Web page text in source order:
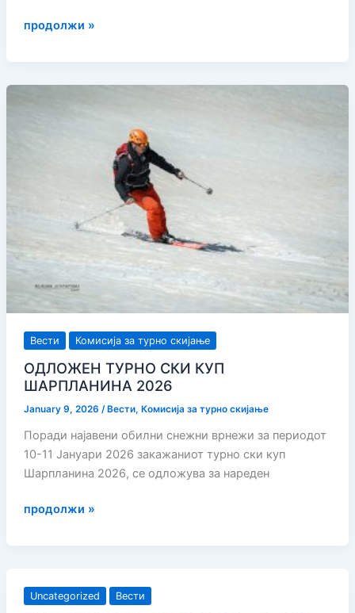
ТУРНО
2026
продолжи »
Вести Комисија за турно скијање
ОДЛОЖЕН ТУРНО СКИ КУП
ШАРПЛАНИНА 2026
January 9, 2026 /Вести, Комисија за турно скијање
Поради најавени обилни снежни врнежи за периодот
10-11 Јануари 2026 закажаниот турно ски куп
Шарпланина 2026, се одложува за нареден
ОДЛОЖЕН
ШАРПЛАНИНА
2026
продолжи »
Uncategorized Вести